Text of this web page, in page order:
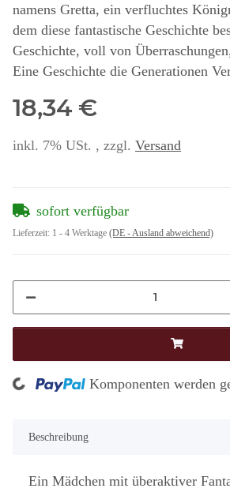
namens Gretta, ein verfluchtes
dem diese fantastische Geschichte
Geschichte, voll von
Eine Geschichte die Generationen
18,34 €
inkl. 7% USt. , zzgl. Versand
sofort verfügbar
Lieferzeit: 1 - 4 Werktage (DE - Ausland abweichend)
Komponenten werden
Beschreibung
Ein Mädchen mit überaktiver